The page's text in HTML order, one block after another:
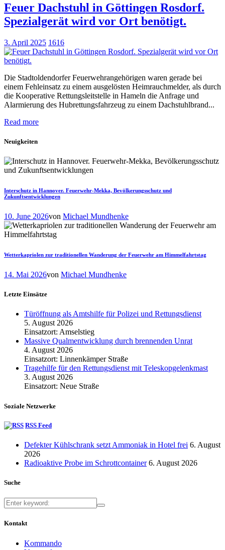
Feuer Dachstuhl in Göttingen Rosdorf.
Spezialgerät wird vor Ort benötigt.
3. April 2025 1616
Die Stadtoldendorfer Feuerwehrangehörigen waren gerade bei
einem Fehleinsatz zu einem ausgelösten Heimrauchmelder, als durch
die Kooperative Rettungsleitstelle in Hameln die Anfrage und
Alarmierung des Hubrettungsfahrzeug zu einem Dachstuhlbrand...
Read more
Neuigkeiten
Interschutz in Hannover. Feuerwehr-Mekka, Bevölkerungsschutz und
Zukunftsentwicklungen
10. June 2026von Michael Mundhenke
Wetterkapriolen zur traditionellen Wanderung der Feuerwehr am Himmelfahrtstag
14. Mai 2026von Michael Mundhenke
Letzte Einsätze
Türöffnung als Amtshilfe für Polizei und Rettungsdienst
5. August 2026
Einsatzort: Amselstieg
Massive Qualmentwicklung durch brennenden Unrat
4. August 2026
Einsatzort: Linnenkämper Straße
Tragehilfe für den Rettungsdienst mit Teleskopgelenkmast
3. August 2026
Einsatzort: Neue Straße
Soziale Netzwerke
RSS Feed
Defekter Kühlschrank setzt Ammoniak in Hotel frei 6. August
2026
Radioaktive Probe im Schrottcontainer 6. August 2026
Suche
Kontakt
Kommando